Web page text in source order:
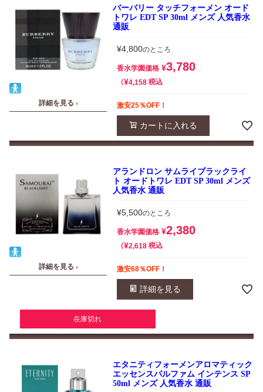
詳細を見る ›
バーバリー タッチフォーメン オード
トワレ EDT SP 30ml メンズ 人気香水
通販
¥4,800のところ
香水学園価格 ¥3,780
¥4,158 税込
激安25％OFF！
カートに入れる
詳細を見る ›
アランドロン サムライブラックライ
ト オードトワレ EDT SP 30ml メンズ
人気香水 通販
¥5,500のところ
香水学園価格 ¥2,380
¥2,618 税込
激安68％OFF！
詳細を見る
在庫切れ
エタニティフォーメンアロマティック
エッセンスパルファム インテンス SP
50ml メンズ 人気香水 通販